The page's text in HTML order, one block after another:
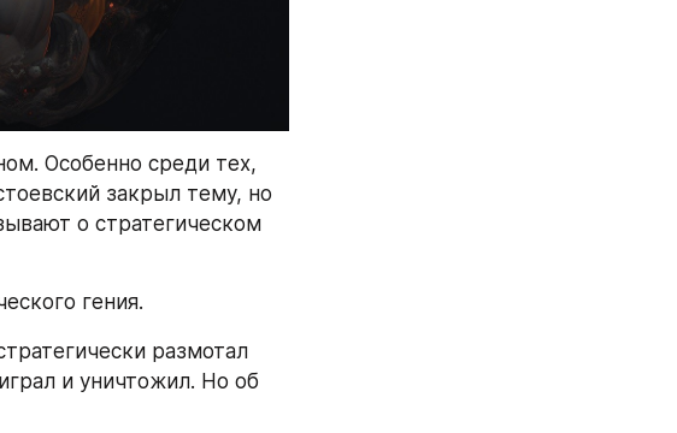
Особенно среди тех,
закрыл тему, но
о стратегическом
гения.
размотал
и уничтожил. Но об